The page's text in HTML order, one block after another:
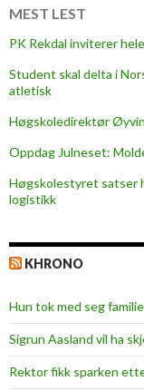
MEST LEST
PK Rekdal inviterer
Student skal delta i
atletisk
Høgskoledirektør
Oppdag Julneset:
Høgskolestyret satser
logistikk
KHRONO
Hun tok med seg
Sigrun Aasland vil ha
Rektor fikk sparken